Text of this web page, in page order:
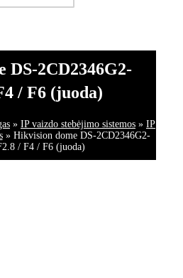
DS-2CD2346G2-
/ F6 (juoda)
» IP vaizdo stebėjimo sistemos » IP
» Hikvision dome DS-2CD2346G2-
/ F4 / F6 (juoda)